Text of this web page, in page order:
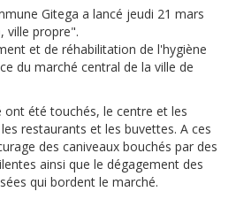
Gitega a lancé jeudi 21 mars
ville propre".
et de réhabilitation de l'hygiène
du marché central de la ville de
été touchés, le centre et les
restaurants et les buvettes. A ces
des caniveaux bouchés par des
ainsi que le dégagement des
qui bordent le marché.